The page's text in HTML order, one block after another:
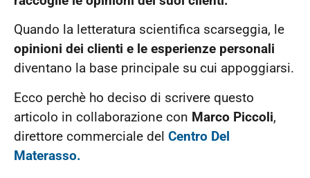
Quando la letteratura scientifica scarseggia, le
opinioni dei clienti e le esperienze personali
diventano la base principale su cui appoggiarsi.
Ecco perchè ho deciso di scrivere questo
articolo in collaborazione con Marco Piccoli,
direttore commerciale del Centro Del
Materasso.